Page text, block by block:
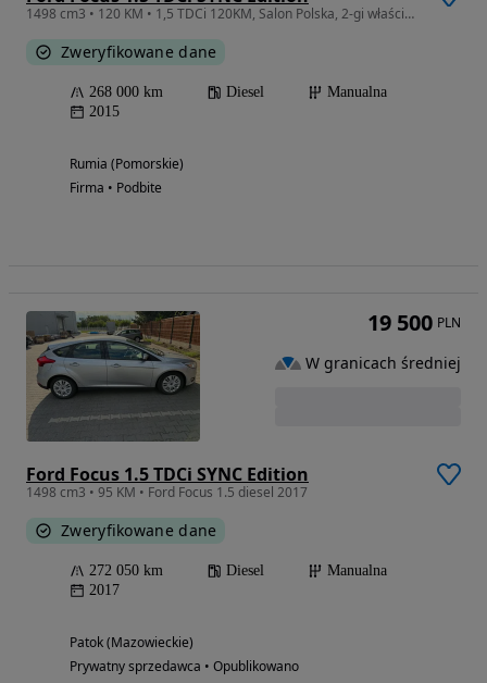
1498 cm3 • 120 KM • 1,5 TDCi 120KM, Salon Polska, 2-gi właściciel, Dobry Stan !
Zweryfikowane dane
268 000 km Diesel
Manualna
2015
Rumia (Pomorskie)
Firma • Podbite
Ford Focus 1.5 TDCi SYNC Edition
1498 cm3 • 95 KM • Ford Focus 1.5 diesel 2017
Zweryfikowane dane
272 050 km Diesel
Manualna
2017
Patok (Mazowieckie)
Prywatny sprzedawca • Opublikowano
19 500 PLN
W granicach średniej